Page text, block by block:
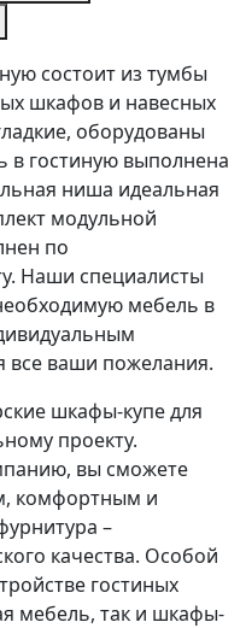
состоит из тумбы
шкафов и навесных
оборудованы
в гостиную выполнена
ниша идеальная
модульной
по
Наши специалисты
мебель в
все ваши пожелания.
шкафы-купе для
проекту.
вы сможете
комфортным и
–
качества. Особой
гостиных
мебель, так и шкафы-